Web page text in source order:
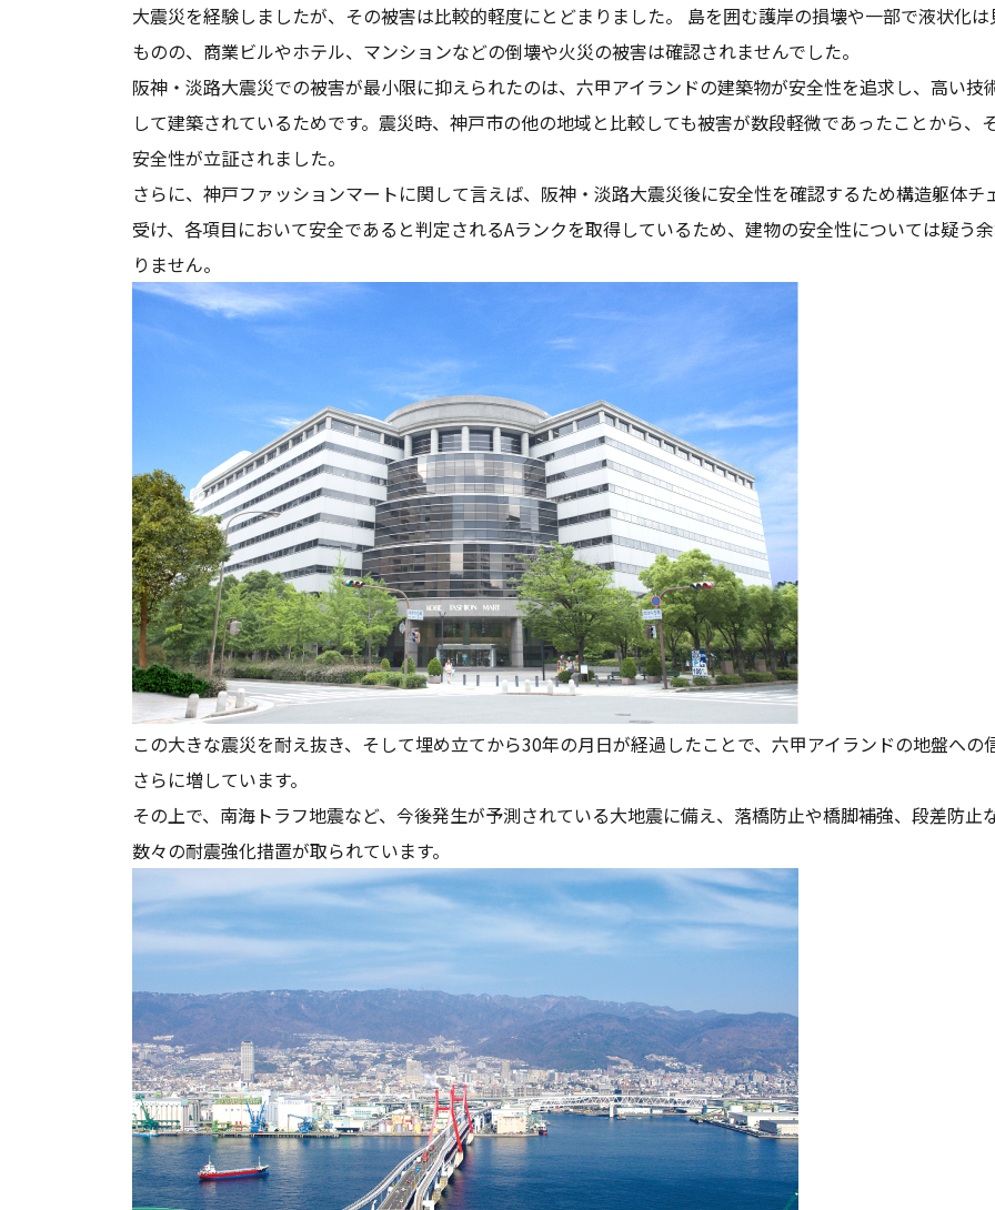
大震災を経験しましたが、その被害は比較的軽度にとどまりました。 島を囲む護岸の損壊や一部で液状化
ものの、商業ビルやホテル、マンションなどの倒壊や火災の被害は確認されませんでした。
阪神・淡路大震災での被害が最小限に抑えられたのは、六甲アイランドの建築物が安全性を追求し、高い技
して建築されているためです。震災時、神戸市の他の地域と比較しても被害が数段軽微であったことから、
安全性が立証されました。
さらに、神戸ファッションマートに関して言えば、阪神・淡路大震災後に安全性を確認するため構造躯体チ
受け、各項目において安全であると判定されるAランクを取得しているため、建物の安全性については疑う
りません。
この大きな震災を耐え抜き、そして埋め立てから30年の月日が経過したことで、六甲アイランドの地盤への
さらに増しています。
その上で、南海トラフ地震など、今後発生が予測されている大地震に備え、落橋防止や橋脚補強、段差防止
数々の耐震強化措置が取られています。